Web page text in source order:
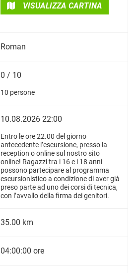
VISUALIZZA CARTINA
Roman
0 / 10
10 persone
10.08.2026 22:00
Entro le ore 22.00 del giorno
antecedente l’escursione, presso la
reception o online sul nostro sito
online! Ragazzi tra i 16 e i 18 anni
possono partecipare al programma
escursionistico a condizione di aver già
preso parte ad uno dei corsi di tecnica,
con l’avvallo della firma dei genitori.
35.00 km
04:00:00 ore